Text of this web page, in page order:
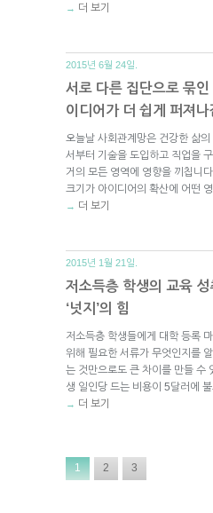
→ 더 보기
2015년 6월 24일.
서로 다른 집단으로 묶
이디어가 더 쉽게 퍼져나
오늘날 사회관계망은 건강한 삶
서부터 기술을 도입하고 직업을
거의 모든 영역에 영향을 끼칩니
크기가 아이디어의 확산에 어떤
→ 더 보기
2015년 1월 21일.
저소득층 학생의 교육
‘넛지’의 힘
저소득층 학생들에게 대학 등록
위해 필요한 서류가 무엇인지를
는 것만으로도 큰 차이를 만들 수
생 일인당 드는 비용이 5달러에 불
→ 더 보기
1 2 3